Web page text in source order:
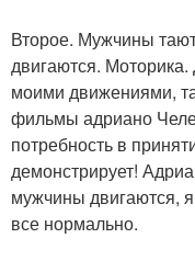
Второе. Мужчины
двигаются.
моими движениями,
фильмы адриано
потребность в
демонстрирует!
мужчины двигаются,
все нормально.